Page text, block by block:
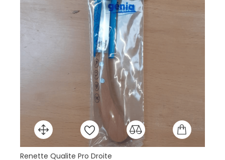
Renette Qualite Pro Droite